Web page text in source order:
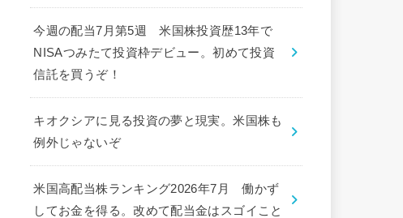
今週の配当7月第5週 米国株投資歴13年で
NISAつみたて投資枠デビュー。初めて投資
信託を買うぞ！
キオクシアに見る投資の夢と現実。米国株も
例外じゃないぞ
米国高配当株ランキング2026年7月 働かず
してお金を得る。改めて配当金はスゴイこと